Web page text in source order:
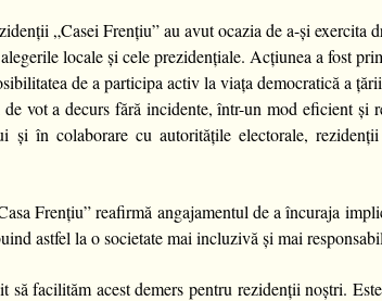
„Casei Frențiu” au avut ocazia de a-și exercita
locale și cele prezidențiale. Acțiunea a fost
de a participa activ la viața democratică a
vot a decurs fără incidente, într-un mod eficient și
și în colaborare cu autoritățile electorale,
Frențiu” reafirmă angajamentul de a încuraja
astfel la o societate mai incluzivă și mai
să facilităm acest demers pentru rezidenții noștri.